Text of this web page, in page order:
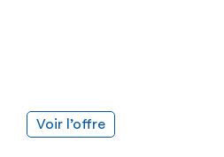
Voir l’offre